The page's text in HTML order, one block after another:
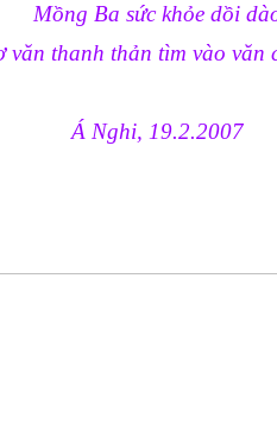
Mồng Ba sức khỏe dồi
văn thanh thản tìm vào văn
Á Nghi, 19.2.2007